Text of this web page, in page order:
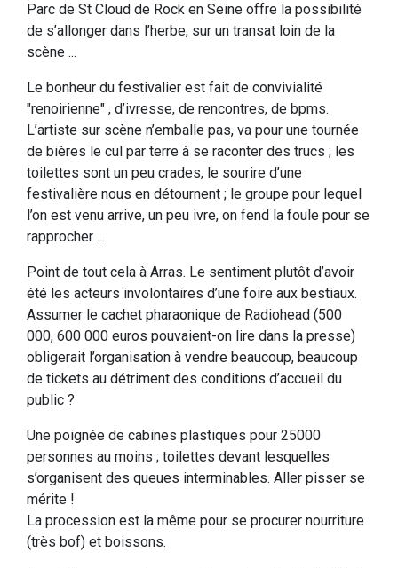
Parc de St Cloud de Rock en Seine offre la possibilité
de s’allonger dans l’herbe, sur un transat loin de la
scène ...
Le bonheur du festivalier est fait de convivialité
"renoirienne" , d’ivresse, de rencontres, de bpms.
L’artiste sur scène n’emballe pas, va pour une tournée
de bières le cul par terre à se raconter des trucs ; les
toilettes sont un peu crades, le sourire d’une
festivalière nous en détournent ; le groupe pour lequel
l’on est venu arrive, un peu ivre, on fend la foule pour se
rapprocher ...
Point de tout cela à Arras. Le sentiment plutôt d’avoir
été les acteurs involontaires d’une foire aux bestiaux.
Assumer le cachet pharaonique de Radiohead (500
000, 600 000 euros pouvaient-on lire dans la presse)
obligerait l’organisation à vendre beaucoup, beaucoup
de tickets au détriment des conditions d’accueil du
public ?
Une poignée de cabines plastiques pour 25000
personnes au moins ; toilettes devant lesquelles
s’organisent des queues interminables. Aller pisser se
mérite !
La procession est la même pour se procurer nourriture
(très bof) et boissons.